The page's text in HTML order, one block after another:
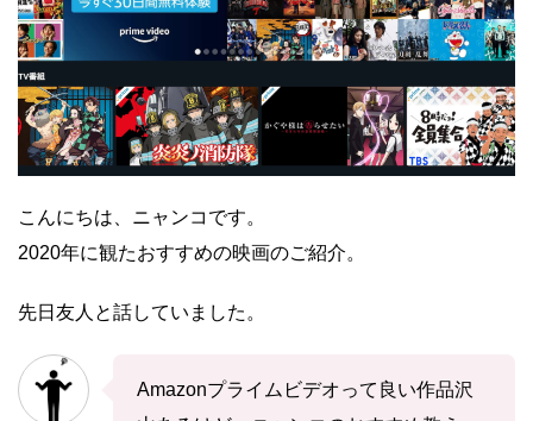
こんにちは、ニャンコです。
2020年に観たおすすめの映画のご紹介。
先日友人と話していました。
Amazonプライムビデオって良い作品沢